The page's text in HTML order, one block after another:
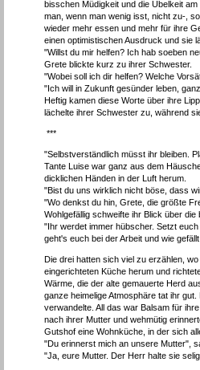
bisschen Müdigkeit und die Übelkeit
man, wenn man wenig isst, nicht zu-,
wieder mehr essen und mehr für ihre
einen optimistischen Ausdruck und sie
"Willst du mir helfen? Ich hab soeben
Grete blickte kurz zu ihrer Schwester.
"Wobei soll ich dir helfen? Welche
"Ich will in Zukunft gesünder leben,
Heftig kamen diese Worte über ihre
lächelte ihrer Schwester zu, während
***
"Selbstverständlich müsst ihr bleiben.
Tante Luise war ganz aus dem
dicklichen Händen in der Luft herum.
"Bist du uns wirklich nicht böse, dass
"Wo denkst du hin, Grete, die größte
Wohlgefällig schweifte ihr Blick über die
"Ihr werdet immer hübscher. Setzt
geht's euch bei der Arbeit und wie
Die drei hatten sich viel zu erzählen,
eingerichteten Küche herum und
Wärme, die der alte gemauerte Herd
ganze heimelige Atmosphäre tat ihr
verwandelte. All das war Balsam für
nach ihrer Mutter und wehmütig
Gutshof eine Wohnküche, in der sich
"Du erinnerst mich an unsere Mutter",
"Ja, eure Mutter. Der Herr halte sie